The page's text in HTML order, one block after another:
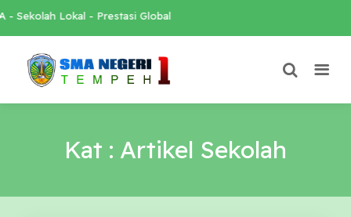
Lokal - Prestasi Global
Kat : Artikel Sekolah